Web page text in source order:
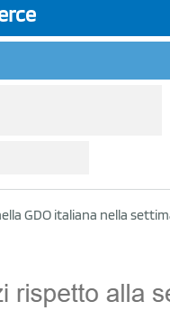
GDO italiana nella